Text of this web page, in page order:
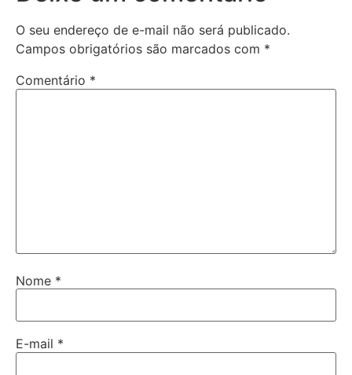
O seu endereço de e-mail não será publicado.
Campos obrigatórios são marcados com *
Comentário *
Nome *
E-mail *